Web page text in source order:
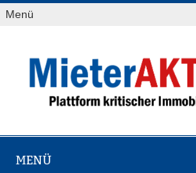
Zum
Inhalt
Menü
MENÜ